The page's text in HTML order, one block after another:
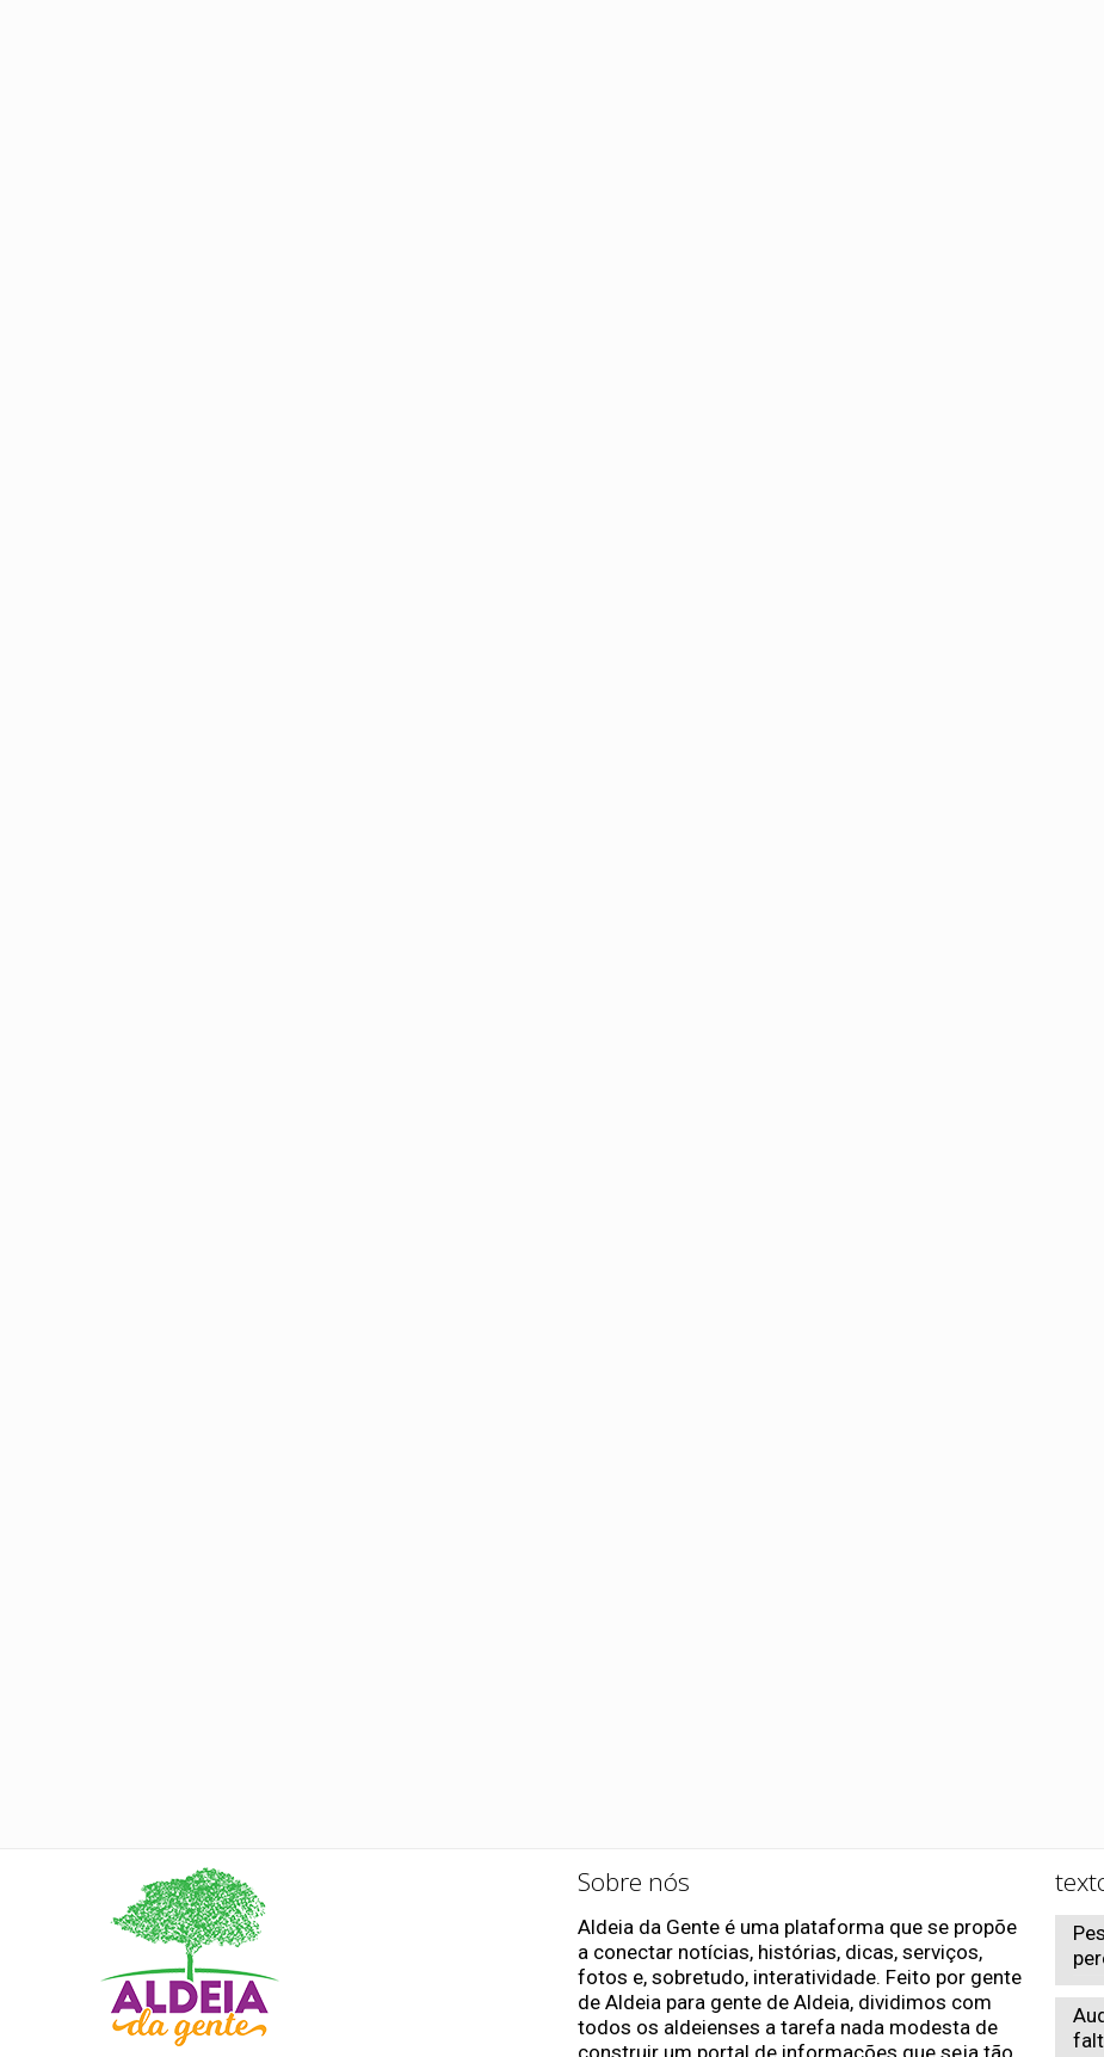
Sobre nós
Aldeia da Gente é uma plataforma que se propõe
a conectar notícias, histórias, dicas, serviços,
fotos e, sobretudo, interatividade. Feito por gente
de Aldeia para gente de Aldeia, dividimos com
todos os aldeienses a tarefa nada modesta de
construir um portal de informações que seja tão